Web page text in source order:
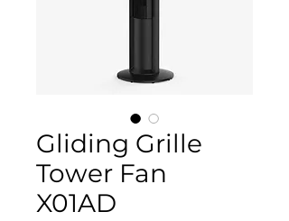
Gliding Grille
Tower Fan
X01AD